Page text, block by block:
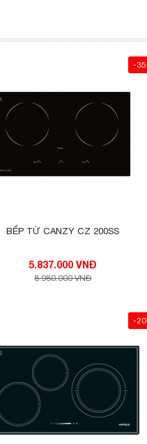
bếp điện từ, là một
năng chịu nhiệt, khả
nhiệt từ bếp lên
xám liền nguyên
-
BẾP TỪ CANZY CZ 200SS
5.837.000 VNĐ
8.980.000 VNĐ
-